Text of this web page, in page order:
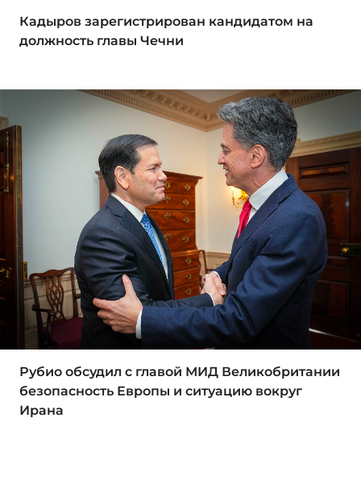
Кадыров зарегистрирован кандидатом на
должность главы Чечни
Рубио обсудил с главой МИД Великобритании
безопасность Европы и ситуацию вокруг
Ирана